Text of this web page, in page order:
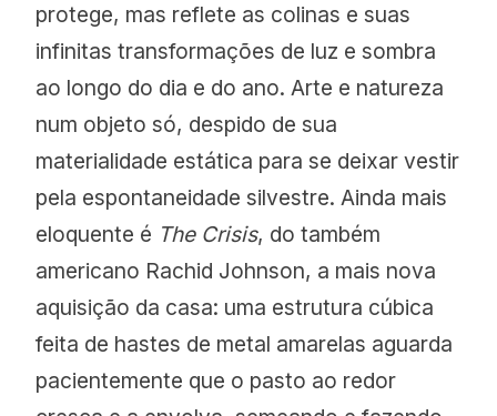
protege, mas reflete as colinas e suas
infinitas transformações de luz e sombra
ao longo do dia e do ano. Arte e natureza
num objeto só, despido de sua
materialidade estática para se deixar vestir
pela espontaneidade silvestre. Ainda mais
eloquente é The Crisis, do também
americano Rachid Johnson, a mais nova
aquisição da casa: uma estrutura cúbica
feita de hastes de metal amarelas aguarda
pacientemente que o pasto ao redor